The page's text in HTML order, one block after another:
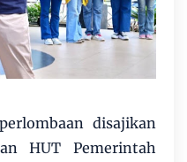
disajikan
HUT Pemerintah